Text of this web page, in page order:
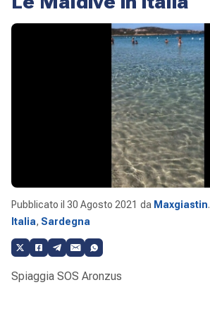
Pubblicato il 30 Agosto 2021 da Maxgiastin.
Italia, Sardegna
Spiaggia SOS Aronzus